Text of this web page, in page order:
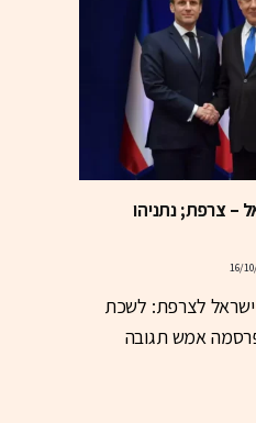
– צרפת; נתניהו
16/
ישראל לצרפת: לשכת
אמש תגובה